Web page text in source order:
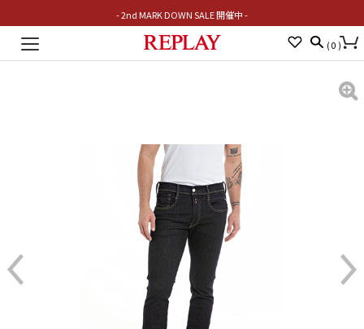
- 2nd MARK DOWN SALE 開催中 -
Toggle
( 0 )